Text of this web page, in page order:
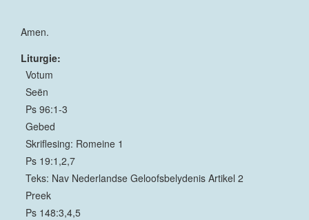
Amen.
Liturgie:
Votum
Seën
Ps 96:1-3
Gebed
Skriflesing: Romeine 1
Ps 19:1,2,7
Teks: Nav Nederlandse Geloofsbelydenis Artikel 2
Preek
Ps 148:3,4,5